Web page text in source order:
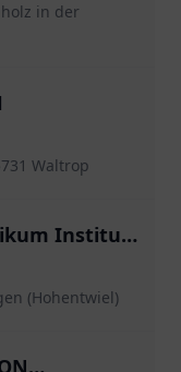
in der
Waltrop
Institut
(Hohentwiel)